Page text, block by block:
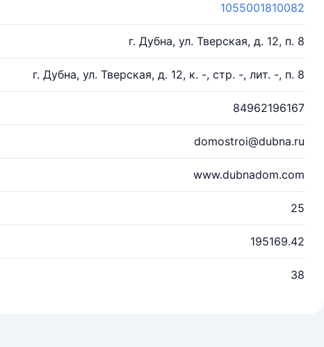
1055001810082
г. Дубна, ул. Тверская, д. 12, п. 8
г. Дубна, ул. Тверская, д. 12, к. -, стр. -, лит. -, п. 8
84962196167
domostroi@dubna.ru
www.dubnadom.com
25
195169.42
38